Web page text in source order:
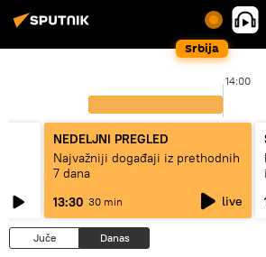
Srbija
14:00
NEDELJNI PREGLED
Najvažniji događaji iz prethodnih
7 dana
13:30 30 min live
Juče Danas